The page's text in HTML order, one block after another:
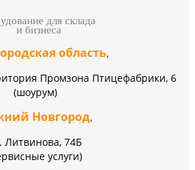
для склада
и бизнеса
область,
Промзона Птицефабрики, 6
(шоурум)
Новгород,
Литвинова, 74Б
услуги)